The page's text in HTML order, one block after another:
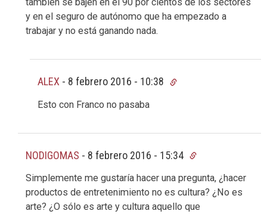
también se bajen en el 90 por cientos de los sectores
y en el seguro de autónomo que ha empezado a
trabajar y no está ganando nada.
ALEX - 8 febrero 2016 - 10:38
Esto con Franco no pasaba
NODIGOMAS - 8 febrero 2016 - 15:34
Simplemente me gustaría hacer una pregunta, ¿hacer
productos de entretenimiento no es cultura? ¿No es
arte? ¿O sólo es arte y cultura aquello que